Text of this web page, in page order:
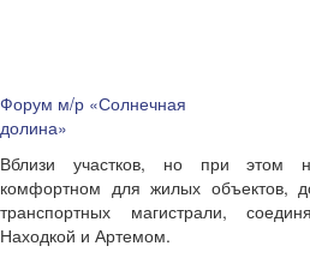
Форум м/р «Солнечная
долина»
Вблизи участков, но при этом
комфортном для жилых объектов,
транспортных магистрали,
Находкой и Артемом.